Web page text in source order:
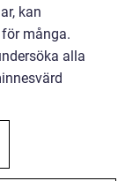
kan
många.
alla